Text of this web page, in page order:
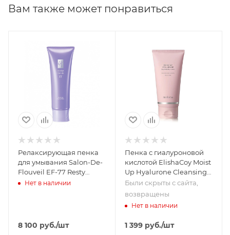
время процесса умывания. Поэтому после
Вам также может понравиться
Релаксирующая пенка
для умывания Salon-De-
Flouveil EF-77 Resty
Foam, 100 гр
Нет в наличии
8 100 руб./шт
Пенка с гиалуроновой
кислотой ElishaCoy Moist
Up Hyalurone Cleansing
Foam
Были скрыты с сайта,
возвращены
Нет в наличии
1 399 руб./шт